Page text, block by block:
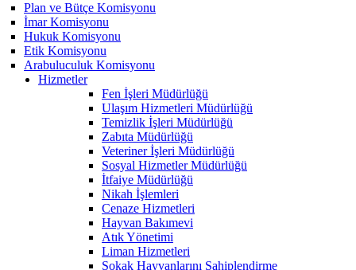
Plan ve Bütçe Komisyonu
İmar Komisyonu
Hukuk Komisyonu
Etik Komisyonu
Arabuluculuk Komisyonu
Hizmetler
Fen İşleri Müdürlüğü
Ulaşım Hizmetleri Müdürlüğü
Temizlik İşleri Müdürlüğü
Zabıta Müdürlüğü
Veteriner İşleri Müdürlüğü
Sosyal Hizmetler Müdürlüğü
İtfaiye Müdürlüğü
Nikah İşlemleri
Cenaze Hizmetleri
Hayvan Bakımevi
Atık Yönetimi
Liman Hizmetleri
Sokak Hayvanlarını Sahiplendirme